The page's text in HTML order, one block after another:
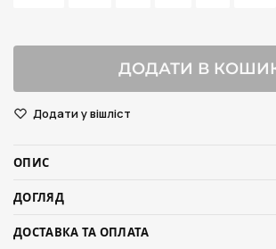
ДОДАТИ В
Додати у вішліст
ОПИС
ДОГЛЯД
ДОСТАВКА ТА ОПЛАТА